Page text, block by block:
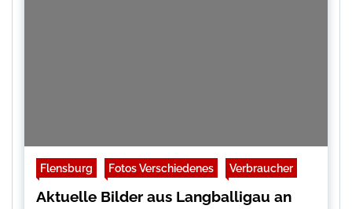
Flensburg Fotos Verschiedenes Verbraucher
Aktuelle Bilder aus Langballigau an